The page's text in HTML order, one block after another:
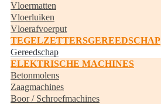
Vloermatten
Vloerluiken
Vloerafvoerput
TEGELZETTERSGEREEDSCHAP
Gereedschap
ELEKTRISCHE MACHINES
Betonmolens
Zaagmachines
Boor / Schroefmachines